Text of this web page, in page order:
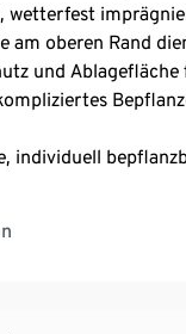
wetterfest
am oberen Rand
und Ablagefläche
individuell
– beste Qualität in